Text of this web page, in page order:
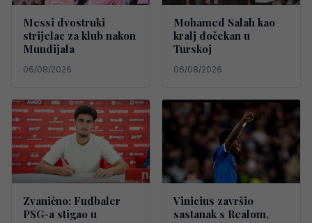
Messi dvostruki
strijelac za klub nakon
Mundijala
06/08/2026
Mohamed Salah kao
kralj dočekan u
Turskoj
06/08/2026
Zvanično: Fudbaler
PSG-a stigao u
Vinicius završio
sastanak s Realom,